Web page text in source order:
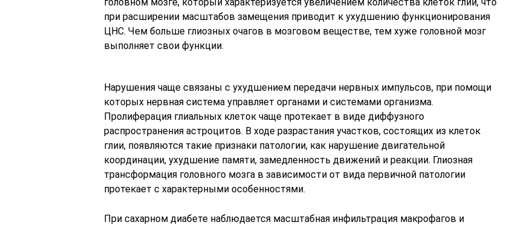
при расширении масштабов замещения приводит к ухудшению функционирования
ЦНС. Чем больше глиозных очагов в мозговом веществе, тем хуже головной мозг
выполняет свои функции.
Нарушения чаще связаны с ухудшением передачи нервных импульсов, при помощи
которых нервная система управляет органами и системами организма.
Пролиферация глиальных клеток чаще протекает в виде диффузного
распространения астроцитов. В ходе разрастания участков, состоящих из клеток
глии, появляются такие признаки патологии, как нарушение двигательной
координации, ухудшение памяти, замедленность движений и реакции. Глиозная
трансформация головного мозга в зависимости от вида первичной патологии
протекает с характерными особенностями.
При сахарном диабете наблюдается масштабная инфильтрация макрофагов и